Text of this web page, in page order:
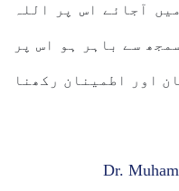
آجائے اس پر اللہ
سے باہر ہو اس پر
اور اطمینان رکھنا